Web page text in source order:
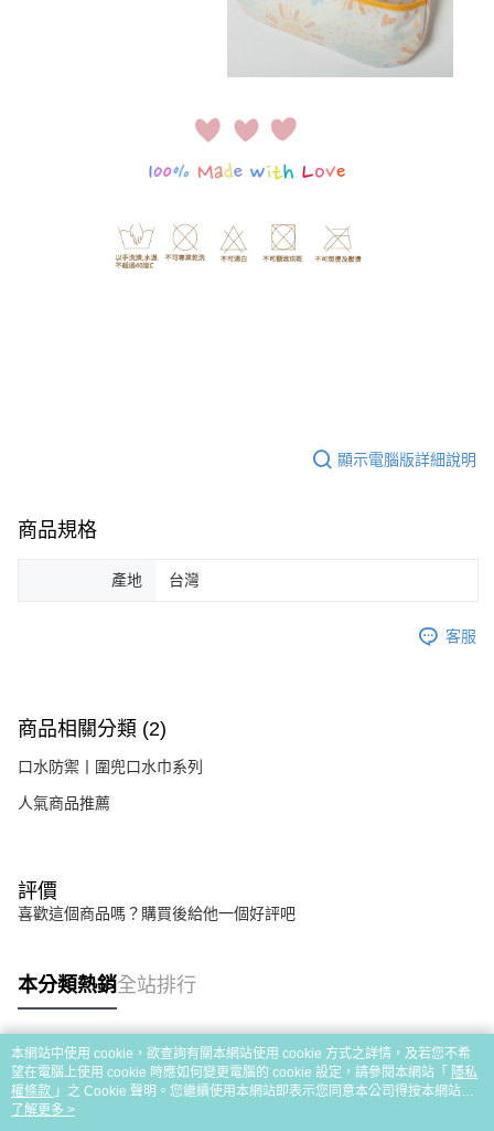
顯示電腦版詳細說明
商品規格
產地 台灣
客服
商品相關分類 (2)
口水防禦丨圍兜口水巾系列
人氣商品推薦
評價
喜歡這個商品嗎？購買後給他一個好評吧
本分類熱銷全站排行
熱門標籤
本網站中使用 cookie，欲查詢有關本網站使用 cookie 方式之詳情，及若您不希
望在電腦上使用 cookie 時應如何變更電腦的 cookie 設定，請參閱本網站「 隱私
權條款 」之 Cookie 聲明。您繼續使用本網站即表示您同意本公司得按本網站使
用條款之 Cookie 聲明使用 cookie。
了解更多 >